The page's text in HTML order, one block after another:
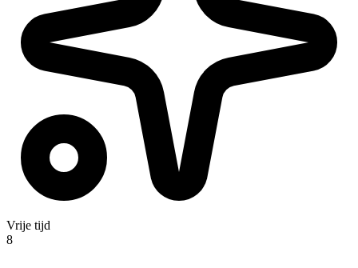
Vrije tijd
8